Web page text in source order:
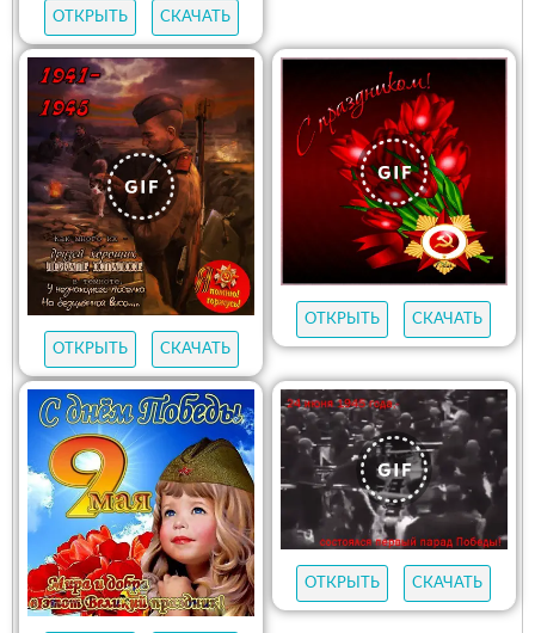
ОТКРЫТЬ СКАЧАТЬ
ОТКРЫТЬ СКАЧАТЬ
ОТКРЫТЬ СКАЧАТЬ
ОТКРЫТЬ СКАЧАТЬ